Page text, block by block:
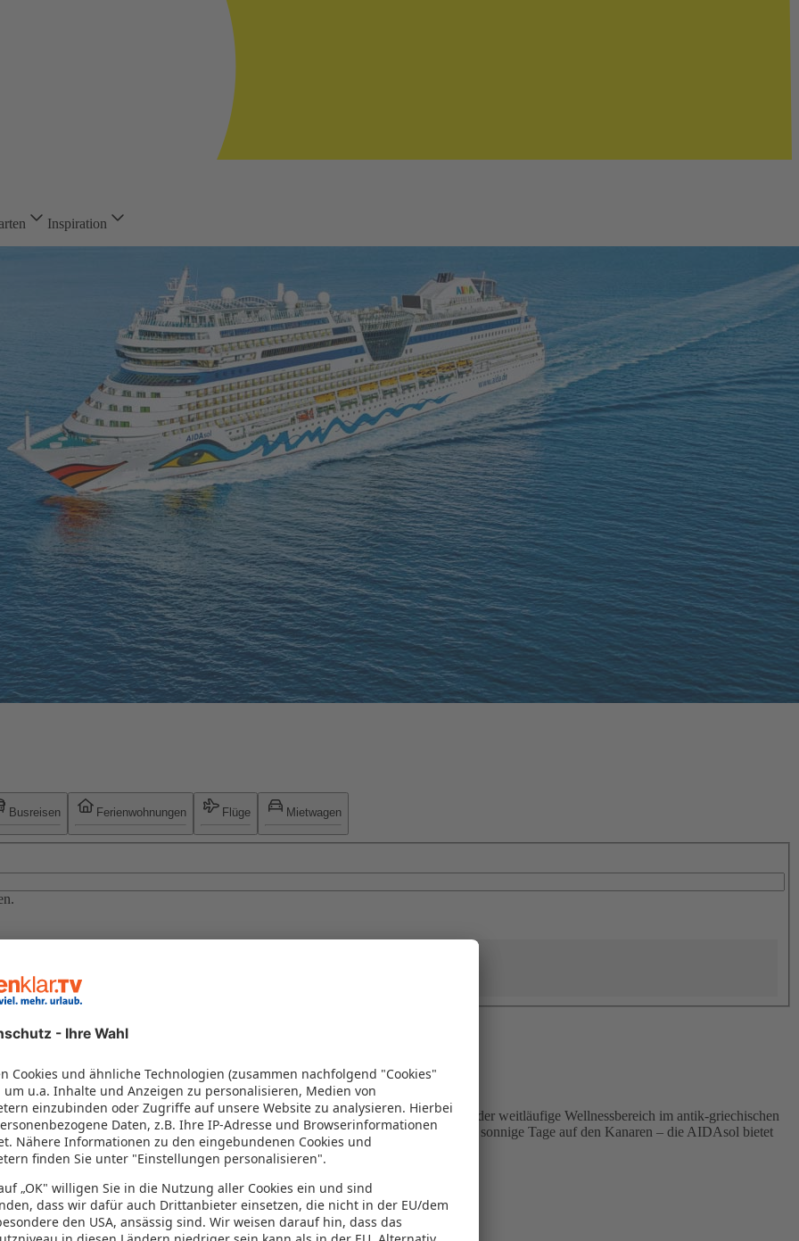
Inspiration
Busreisen Ferienwohnungen Flüge Mietwagen
sind das bordeigene Brauhaus mit frisch gezapftem Meerwasser-Bier und der weitläufige Wellnessbereich im antik-griechischen
Stunden auf dem Pooldeck. Ob faszinierende Metropolen im Nordland oder sonnige Tage auf den Kanaren – die AIDAsol bietet
buchen!